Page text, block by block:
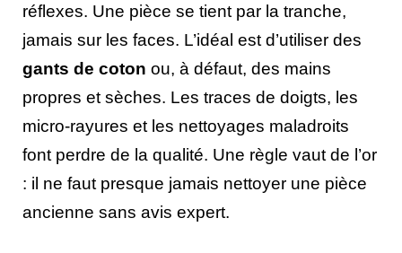
réflexes. Une pièce se tient par la tranche,
jamais sur les faces. L’idéal est d’utiliser des
gants de coton ou, à défaut, des mains
propres et sèches. Les traces de doigts, les
micro-rayures et les nettoyages maladroits
font perdre de la qualité. Une règle vaut de l’or
: il ne faut presque jamais nettoyer une pièce
ancienne sans avis expert.